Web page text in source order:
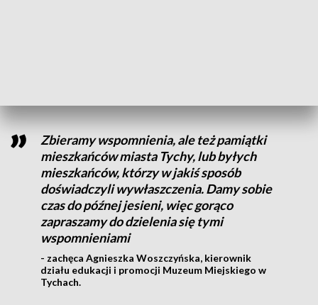
Zbieramy wspomnienia, ale też pamiątki
mieszkańców miasta Tychy, lub byłych
mieszkańców, którzy w jakiś sposób
doświadczyli wywłaszczenia. Damy sobie
czas do późnej jesieni, więc gorąco
zapraszamy do dzielenia się tymi
wspomnieniami
- zachęca Agnieszka Woszczyńska, kierownik
działu edukacji i promocji Muzeum Miejskiego w
Tychach.